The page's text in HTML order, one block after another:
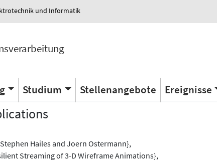
und Informatik
Studium Stellenangebote Ereignisse
Hailes and Joern Ostermann},
Streaming of 3-D Wireframe Animations},